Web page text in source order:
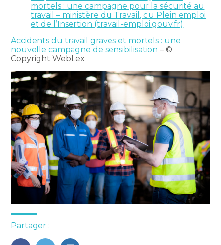
mortels : une campagne pour la sécurité au
travail – ministère du Travail, du Plein emploi
et de l’Insertion (travail-emploi.gouv.fr)
Accidents du travail graves et mortels : une
nouvelle campagne de sensibilisation – ©
Copyright WebLex
Partager :